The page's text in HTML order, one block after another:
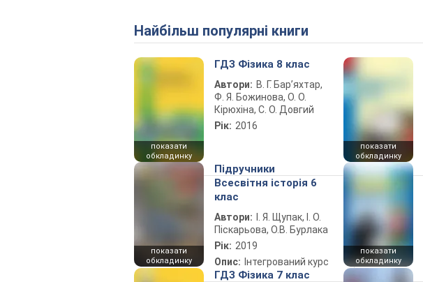
Найбільш популярні книги
показати
обкладинку
ГДЗ Фізика 8 клас
Автори: В. Г. Бар’яхтар,
Ф. Я. Божинова, О. О.
Кірюхіна, С. О. Довгий
Рік: 2016
показати
обкладинку
показати
обкладинку
Підручники
Всесвітня історія 6
клас
Автори:
І. Я. Щупак, І. О.
Піскарьова, О.В. Бурлака
Рік: 2019
Опис: Інтегрований курс
показати
обкладинку
ГДЗ Фізика 7 клас